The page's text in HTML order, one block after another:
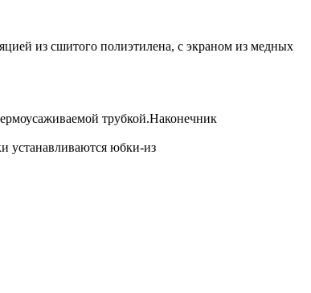
из сшитого полиэтилена, с экраном из медных
трубкой.Наконечник
устанавливаются юбки-из